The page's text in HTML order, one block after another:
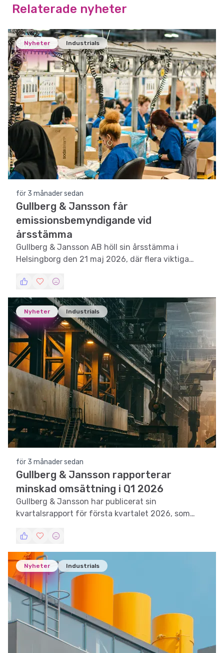
Relaterade nyheter
Nyheter Industrials
för 3 månader sedan
Gullberg & Jansson får
emissionsbemyndigande vid
årsstämma
Gullberg & Jansson AB höll sin årsstämma i
Helsingborg den 21 maj 2026, där flera viktiga
Nyheter Industrials
för 3 månader sedan
Gullberg & Jansson rapporterar
minskad omsättning i Q1 2026
Gullberg & Jansson har publicerat sin
kvartalsrapport för första kvartalet 2026, som
utmaningar inom Hem & Trädgård.
Nyheter Industrials